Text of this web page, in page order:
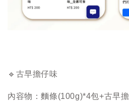
🔹古早擔仔味
內容物：麵條(100g)*4包+古早